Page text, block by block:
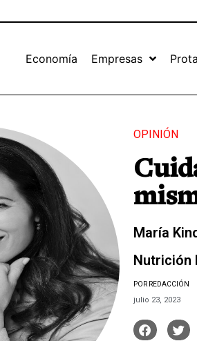
Economía Empresas
OPINIÓN
María
Nutrición
POR REDACCIÓN
julio 23, 2023